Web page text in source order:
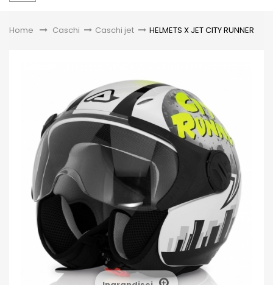
Home &gt;Caschi > Caschi jet > HELMETS X JET CITY RUNNER